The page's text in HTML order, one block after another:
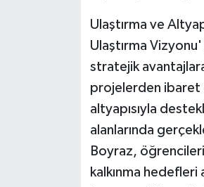
Ulaştırma ve
Ulaştırma
stratejik avantajlara
projelerden ibaret
altyapısıyla
alanlarında
Boyraz,
kalkınma
ÜLKE GÜNDEMİ